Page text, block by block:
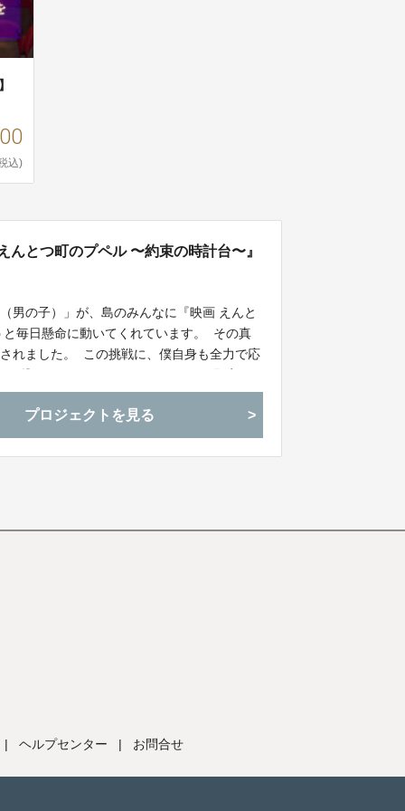
込)
とつ町のプペル 〜約束の時計台〜』
男の子）」が、島のみんなに『映画 えんと
毎日懸命に動いてくれています。 その真
れました。 この挑戦に、僕自身も全力で応
プロジェクトを見る
| ヘルプセンター | お問合せ